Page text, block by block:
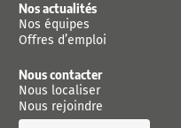
Nos actualités
Nos équipes
Offres d’emploi
Nous contacter
Nous localiser
Nous rejoindre